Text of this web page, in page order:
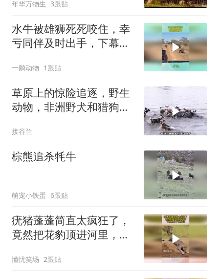
年华万物生 3跟贴
水牛被雄狮死死咬住，幸
亏同伴及时出手，下幕雄
一鹞动物 1跟贴
草原上的惊险追逐，野生
动物，非洲野犬和猎狗大
接谷兰
棕熊追杀牦牛
萌宠小铁蛋 6跟贴
疣猪蓬蓬简直太疯狂了，
竟然把花豹顶进河里，下
懂忧笑场 2跟贴